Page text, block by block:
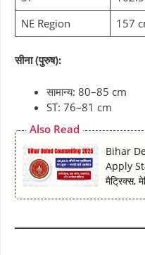
NE Region
157
सीना (पुरुष):
सामान्य: 80–85 cm
ST: 76–81 cm
Also Read
Bihar
Apply
मैट्रिक्स,